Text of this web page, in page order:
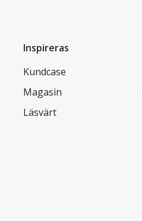
Inspireras
Kundcase
Magasin
Läsvärt